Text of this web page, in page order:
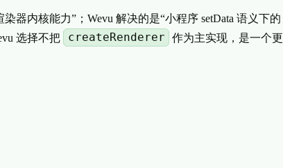
器内核能力”；Wevu 解决的是“小程序 setData 语义下的
选择不把
createRenderer
作为主实现，是一个更